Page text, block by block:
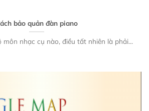
bảo quản đàn piano
môn nhạc cụ nào, điều tất nhiên là phải...